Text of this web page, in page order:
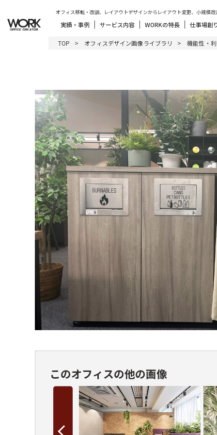
オフィス移転・改装、レイアウトデザインからレイアウト変更、小規模
実績・事例 サービス内容 WORKの特長 仕事場創
TOP オフィスデザイン画像ライブラリ 機能性・
このオフィスの他の画像